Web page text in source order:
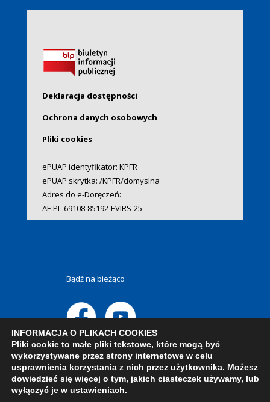
Deklaracja dostępności
Ochrona danych osobowych
Pliki cookies
ePUAP identyfikator: KPFR
ePUAP skrytka: /KPFR/domyslna
Adres do e-Doręczeń:
AE:PL-69108-85192-EVIRS-25
Bądź na bieżąco
INFORMACJA O PLIKACH COOKIES
Pliki cookie to małe pliki tekstowe, które mogą być
wykorzystywane przez strony internetowe w celu
usprawnienia korzystania z nich przez użytkownika. Możesz
dowiedzieć się więcej o tym, jakich ciasteczek używamy, lub
wyłączyć je w ustawieniach.